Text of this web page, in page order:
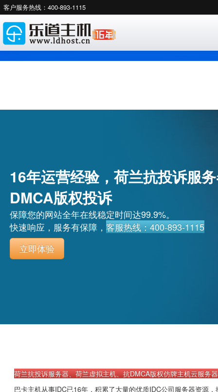
客户服务热线：400-893-1115
16年运营经验，荷兰抗投诉服
DMCA版权投诉
保障您的网站全年在线稳定时间达99.9%。
快速响应，服务有保障， 客服热线：400-893-1115
立即体验
荷兰抗投诉服务器、荷兰虚拟主机、抗DMCA版权仿牌主机云服务器
巴卡主机从事IDC已16年，积累了大量的优质IDC公司服务器资源